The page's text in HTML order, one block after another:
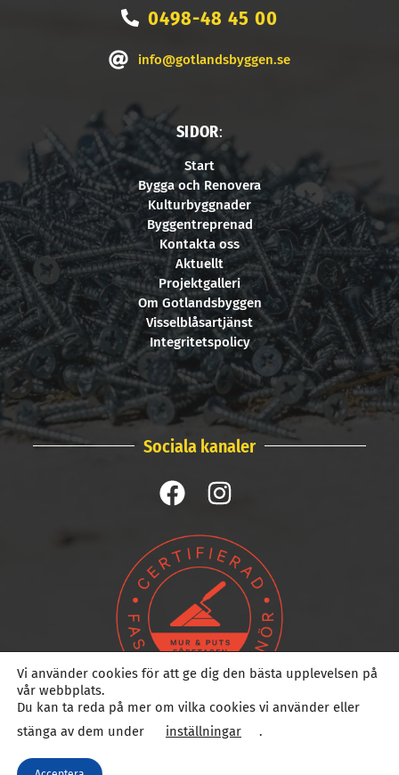
0498-48 45 00
info@gotlandsbyggen.se
SIDOR:
Start
Bygga och Renovera
Kulturbyggnader
Byggentreprenad
Kontakta oss
Aktuellt
Projektgalleri
Om Gotlandsbyggen
Visselblåsartjänst
Integritetspolicy
Sociala kanaler
Vi använder cookies för att ge dig den bästa upplevelsen på
vår webbplats.
Du kan ta reda på mer om vilka cookies vi använder eller
stänga av dem under
inställningar .